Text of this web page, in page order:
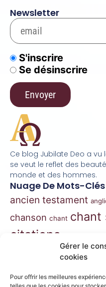
Gérer le
cookies
Pour offrir les meilleures
Ce blog Jubilate Deo a vu
se veut le reflet des
monde et des hommes.
Nuage De Mots-Clés
ancien testament
chanson chant chant
citations
gospel
jésus liturgie liturgie
Newsletter
S'inscrire
Se désinscrire